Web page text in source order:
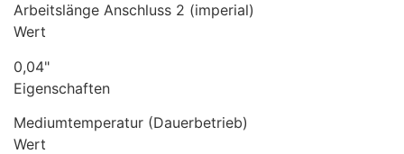
Arbeitslänge Anschluss 2 (imperial)
Wert
0,04"
Eigenschaften
Mediumtemperatur (Dauerbetrieb)
Wert